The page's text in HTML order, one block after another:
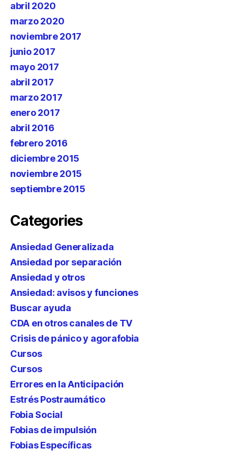
abril 2020
marzo 2020
noviembre 2017
junio 2017
mayo 2017
abril 2017
marzo 2017
enero 2017
abril 2016
febrero 2016
diciembre 2015
noviembre 2015
septiembre 2015
Categories
Ansiedad Generalizada
Ansiedad por separación
Ansiedad y otros
Ansiedad: avisos y funciones
Buscar ayuda
CDA en otros canales de TV
Crisis de pánico y agorafobia
Cursos
Cursos
Errores en la Anticipación
Estrés Postraumático
Fobia Social
Fobias de impulsión
Fobias Específicas